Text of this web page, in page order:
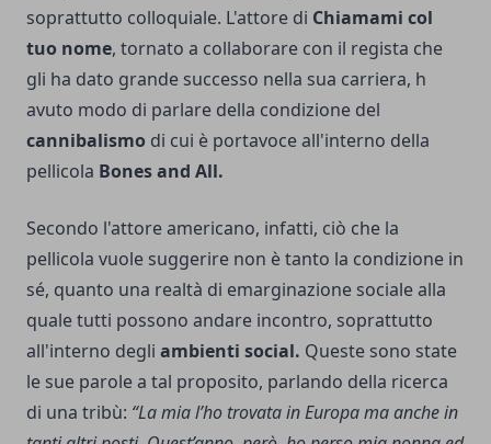
soprattutto colloquiale. L'attore di Chiamami col
tuo nome, tornato a collaborare con il regista che
gli ha dato grande successo nella sua carriera, h
avuto modo di parlare della condizione del
cannibalismo di cui è portavoce all'interno della
pellicola Bones and All.
Secondo l'attore americano, infatti, ciò che la
pellicola vuole suggerire non è tanto la condizione in
sé, quanto una realtà di emarginazione sociale alla
quale tutti possono andare incontro, soprattutto
all'interno degli ambienti social. Queste sono state
le sue parole a tal proposito, parlando della ricerca
di una tribù: “La mia l’ho trovata in Europa ma anche in